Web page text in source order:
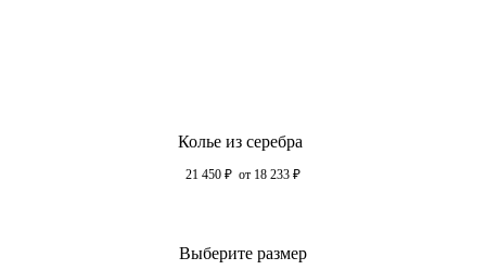
Колье из серебра
21 450 ₽ от 18 233 ₽
Выберите размер